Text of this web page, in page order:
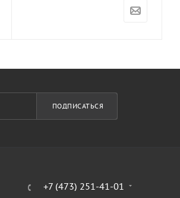
ПОДПИСАТЬСЯ
+7 (473) 251-41-01